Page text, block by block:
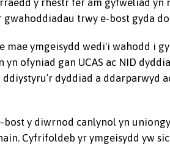
y rhestr fer am gyfweliad
gwahoddiadau trwy e-bost gyda
mae ymgeisydd wedi'i wahodd i
yn ofyniad gan UCAS ac NID
dyddiad a ddarparwyd
bost y diwrnod canlynol yn
Cyfrifoldeb yr ymgeisydd yw